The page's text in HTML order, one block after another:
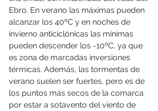
Ebro. En verano las máximas pueden
alcanzar los 40ºC y en noches de
invierno anticiclónicas las mínimas
pueden descender los -10ºC, ya que
es zona de marcadas inversiones
térmicas. Además, las tormentas de
verano suelen ser fuertes, pero es de
los puntos más secos de la comarca
por estar a sotavento del viento de